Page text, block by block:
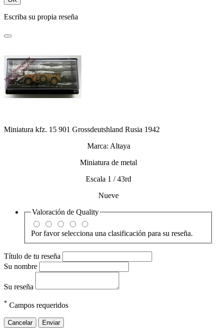
Escriba su propia reseña
Miniatura kfz. 15 901 Grossdeutshland Rusia 1942
Marca: Altaya
Miniatura de metal
Escala 1 / 43rd
Nueve
Valoración de Quality
Por favor selecciona una clasificación para su reseña.
Título de tu reseña
Su nombre
Su reseña
* Campos requeridos
Cancelar Enviar